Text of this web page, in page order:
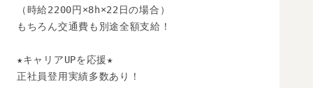
（時給2200円×8h×22日の場合）
もちろん交通費も別途全額支給！
★キャリアUPを応援★
正社員登用実績多数あり！